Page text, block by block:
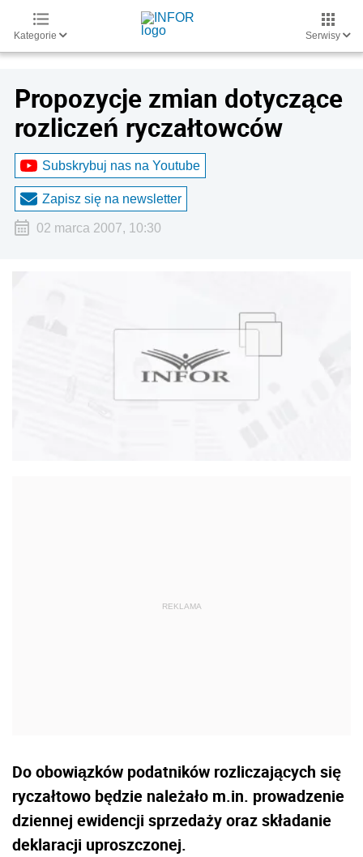
Kategorie Serwisy
Propozycje zmian dotyczące
rozliczeń ryczałtowców
Subskrybuj nas na Youtube
Zapisz się na newsletter
02 marca 2007, 10:30
Do obowiązków podatników rozliczających się
ryczałtowo będzie należało m.in. prowadzenie
dziennej ewidencji sprzedaży oraz składanie
deklaracji uproszczonej.